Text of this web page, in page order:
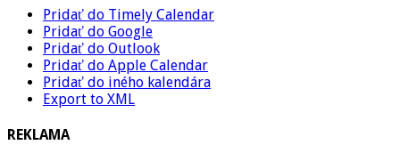
Pridať do Timely Calendar
Pridať do Google
Pridať do Outlook
Pridať do Apple Calendar
Pridať do iného kalendára
Export to XML
REKLAMA